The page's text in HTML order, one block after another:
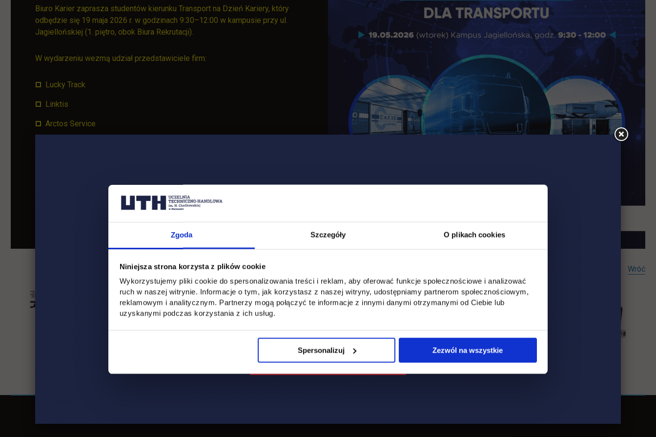
Zgoda Szczegóły O plikach cookies
Niniejsza strona korzysta z plików cookie
Wykorzystujemy pliki cookie do spersonalizowania treści i reklam, aby oferować funkcje społecznościowe i analizować
ruch w naszej witrynie. Informacje o tym, jak korzystasz z naszej witryny, udostępniamy partnerom społecznościowym,
reklamowym i analitycznym. Partnerzy mogą połączyć te informacje z innymi danymi otrzymanymi od Ciebie lub
uzyskanymi podczas korzystania z ich usług.
Spersonalizuj Zezwól na wszystkie
Biuro Karier zaprasza studentów kierunku Transport na Dzień Kariery, który
odbędzie się 19 maja 2026 r. w godzinach 9:30–12:00 w kampusie przy ul.
Jagiellońskiej (1. piętro, obok Biura Rekrutacji).
W wydarzeniu wezmą udział przedstawiciele firm:
Lucky Track
Linktis
Arctos Service
Wróć